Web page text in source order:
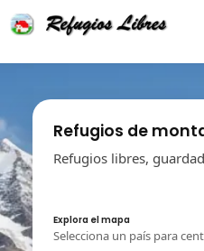
Refugios de
Refugios libres,
Explora el mapa
Selecciona un país para